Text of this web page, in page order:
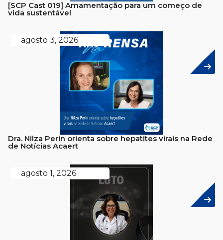
[SCP Cast 019] Amamentação para um começo de
vida sustentável
agosto 3, 2026
Dra. Nilza Perin orienta sobre hepatites virais na Rede
de Notícias Acaert
agosto 1, 2026